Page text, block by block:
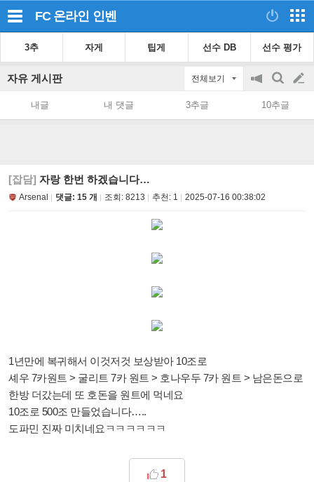
FC 온라인 인벤
3추 자게 팁게 선수 DB 선수 평가
자유 게시판 전체보기
공
지
on/off
검
색
글
쓰
내글 내 댓글 3추글 10추글
[잡담] 자랑 한번 하겠습니다…
Arsenal 댓글: 15 개 조회: 8213 추천: 1 2025-07-16 00:38:02
1년만에 복귀해서 이것저것 보상받아 10조로
셰우 7카원트 > 굴리트 7카 원트 > 호나우두 7카 원트 > 남은돈으로
한방 더갔는데 또 호돈을 원트에 먹네요
10조로 500조 만들었습니다…..
도파민 진짜 미치네요ㅋㅋㅋㅋㅋㅋ
1